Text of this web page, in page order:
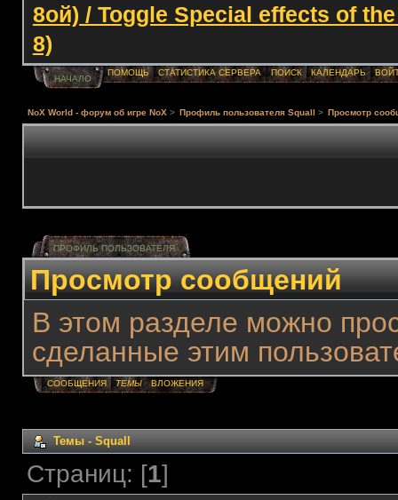
8ой) / Toggle Special effects of
8)
НАЧАЛО
ПОМОЩЬ СТАТИСТИКА СЕРВЕРА ПОИСК КАЛЕНДАРЬ
NoX World - форум об игре NoX > Профиль пользователя Squall > Просмотр
ПРОФИЛЬ ПОЛЬЗОВАТЕЛЯ
Просмотр сообщений
В этом разделе можно
сделанные этим
СООБЩЕНИЯ ТЕМЫ ВЛОЖЕНИЯ
Темы - Squall
Страниц: [1]